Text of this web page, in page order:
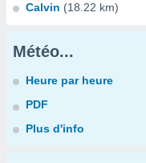
Calvin (18.22 km)
Météo...
Heure par heure
PDF
Plus d'info